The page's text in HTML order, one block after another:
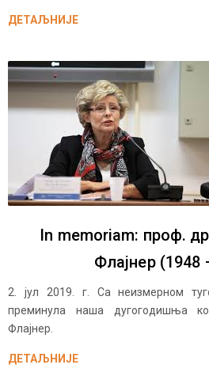
ДЕТАЉНИЈЕ
In memoriam: проф.
Флајнер (1948
2. јул 2019. г. Са неизмерном
преминула наша дугогодишња
Флајнер.
ДЕТАЉНИЈЕ